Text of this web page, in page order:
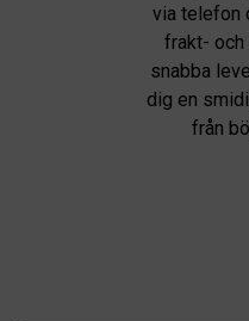
via telefon
frakt-
snabba
dig en
från